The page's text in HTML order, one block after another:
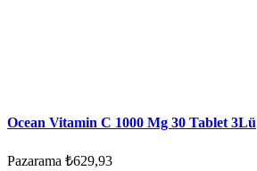
Ocean Vitamin C 1000 Mg 30 Tablet 3Lü
Pazarama ₺629,93